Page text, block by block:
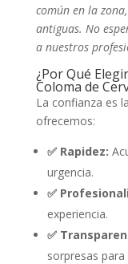
común en la
antiguas. No
a nuestros
¿Por Qué
Coloma de
La confianza es
ofrecemos:
✅ Rapidez:
urgencia.
✅
experiencia.
✅
sorpresas